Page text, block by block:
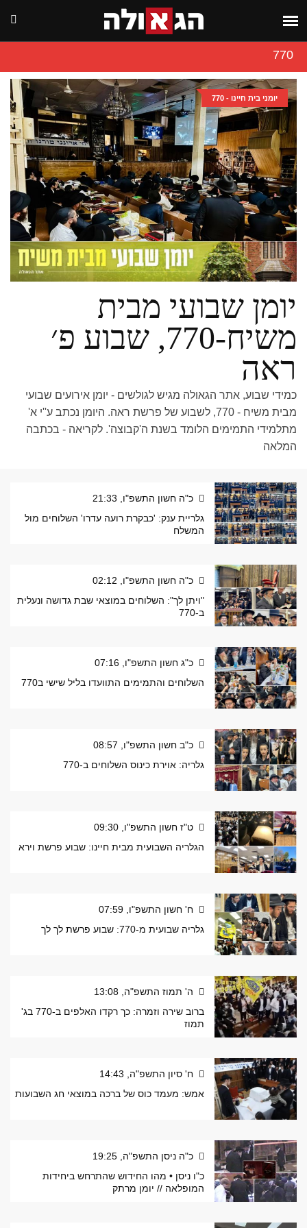
770
יומני בית חיינו - 770
יומן שבועי מבית
משיח-770, שבוע פ׳
ראה
כמידי שבוע, אתר הגאולה מגיש לגולשים - יומן אירועים שבועי
מבית משיח - 770, לשבוע של פרשת ראה. היומן נכתב ע''י א'
מתלמידי התמימים הלומד בשנת ה'קבוצה'. לקריאה - בכתבה
המלאה
כ"ה חשון התשפ"ו, 21:33
גלריית ענק: 'כבקרת רועה עדרו' השלוחים מול
המשלח
כ"ה חשון התשפ"ו, 02:12
"ויתן לך": השלוחים במוצאי שבת גדושה ונעלית
ב-770
כ"ג חשון התשפ"ו, 07:16
השלוחים והתמימים התוועדו בליל שישי ב770
כ"ב חשון התשפ"ו, 08:57
גלריה: אוירת כינוס השלוחים ב-770
ט"ז חשון התשפ"ו, 09:30
הגלריה השבועית מבית חיינו: שבוע פרשת וירא
ח' חשון התשפ"ו, 07:59
גלריה שבועית מ-770: שבוע פרשת לך לך
ה' תמוז התשפ"ה, 13:08
ברוב שירה וזמרה: כך רקדו האלפים ב-770 בג'
תמוז
ח' סיון התשפ"ה, 14:43
אמש: מעמד כוס של ברכה במוצאי חג השבועות
כ"ה ניסן התשפ"ה, 19:25
כ"ו ניסן • מהו החידוש שהתרחש ביחידות
המופלאה // יומן מרתק